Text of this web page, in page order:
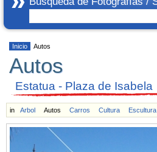
Inicio Autos
Autos
Estatua - Plaza de Isabela
in Arbol Autos Carros Cultura Escultura